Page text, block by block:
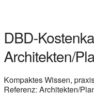
DBD-
Architekten/
Kompaktes Wissen,
Referenz: Architekten/